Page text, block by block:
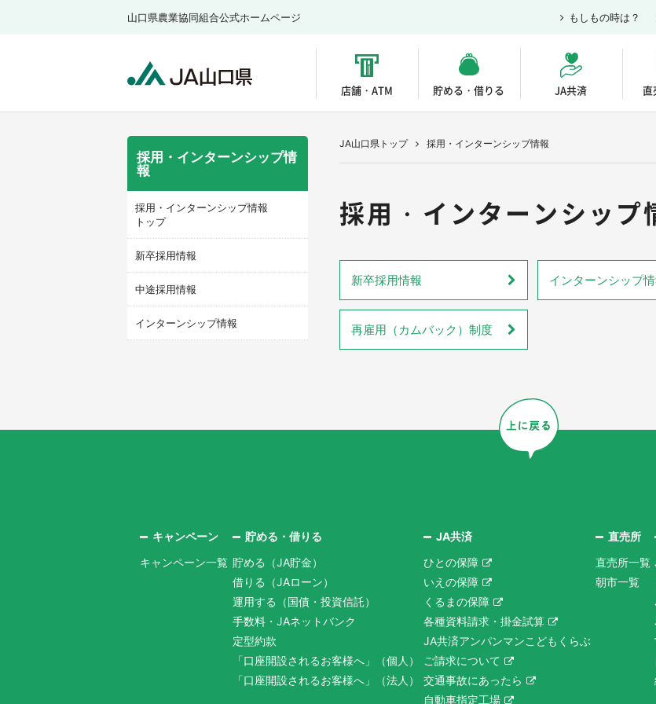
店舗・ATM 貯める・借りる JA共済 直
山口県農業協同組合公式ホームページ もしもの時は？
JA山口県トップ 採用・インターンシップ情報
採用・インターンシップ
新卒採用情報 インターンシップ
再雇用（カムバック）制度
採用・インターンシップ情
報
採用・インターンシップ情報
トップ
新卒採用情報
中途採用情報
インターンシップ情報
キャンペーン
キャンペーン一覧
貯める・借りる
貯める（JA貯金）
借りる（JAローン）
運用する（国債・投資信託）
手数料・JAネットバンク
定型約款
「口座開設されるお客様へ」（個人）
「口座開設されるお客様へ」（法人）
JA共済
ひとの保障
いえの保障
くるまの保障
各種資料請求・掛金試算
JA共済アンパンマンこどもくらぶ
ご請求について
交通事故にあったら
自動車指定工場
直売所
直売所一覧
朝市一覧